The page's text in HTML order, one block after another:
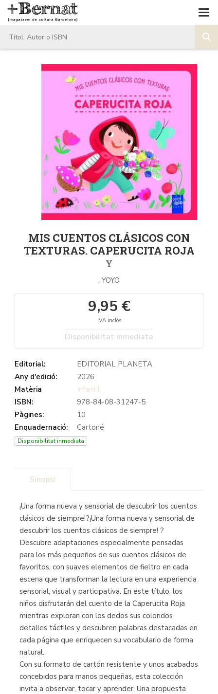
MIS CUENTOS CLÁSICOS CON
TEXTURAS. CAPERUCITA ROJA
Y
, YOYO
9,95 €
IVA inclós
Disponibilitat inmediata
Editorial:
EDITORIAL PLANETA
Any d'edició:
2026
Matèria
Infantil
ISBN:
978-84-08-31247-5
Pàgines:
10
Enquadernació:
Cartoné
Disponibilitat inmediata
Sinopsi
¡Una forma nueva y sensorial de descubrir los cuentos
clásicos de siempre!?¡Una forma nueva y sensorial de
descubrir los cuentos clásicos de siempre! ?
Descubre adaptaciones especialmente pensadas
para los más pequeños de sus cuentos clásicos de
favoritos, con suaves elementos de fieltro en cada
escena que transforman la lectura en una experiencia
sensorial, visual y participativa. En este título, los
niños disfrutarán del cuento de la Caperucita Roja
mientras exploran con los dedos sus coloridos
detalles táctiles y descubren palabras destacadas en
cada página que enriquecen su vocabulario de forma
natural.
Con su formato de cartón resistente y unos acabados
concebidos para manos pequeñas, esta colección
invita a observar, tocar y aprender. Una propuesta